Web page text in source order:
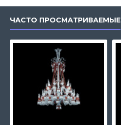
ЧАСТО ПРОСМАТРИВАЕМЫЕ